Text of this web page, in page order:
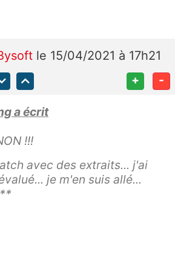
le 15/04/2021 à 17h21
+ -
a écrit
!!!
avec des extraits... j'ai
je m'en suis allé...